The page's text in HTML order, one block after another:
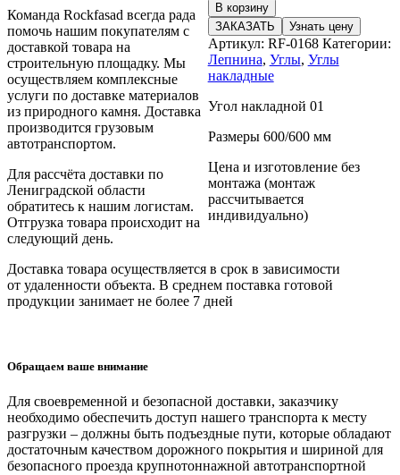
В корзину
ЗАКАЗАТЬ
Узнать цену
Артикул: RF-0168 Категории:
Лепнина, Углы, Углы
накладные
Угол накладной 01
Размеры 600/600 мм
Цена и изготовление без
монтажа (монтаж
рассчитывается
индивидуально)
Команда Rockfasad всегда рада
помочь нашим покупателям с
доставкой товара на
строительную площадку. Мы
осуществляем комплексные
услуги по доставке материалов
из природного камня. Доставка
производится грузовым
автотранспортом.
Для рассчёта доставки по
Лениградской области
обратитесь к нашим логистам.
Отгрузка товара происходит на
следующий день.
Доставка товара осуществляется в срок в зависимости
от удаленности объекта. В среднем поставка готовой
продукции занимает не более 7 дней
Обращаем ваше внимание
Для своевременной и безопасной доставки, заказчику
необходимо обеспечить доступ нашего транспорта к месту
разгрузки – должны быть подъездные пути, которые обладают
достаточным качеством дорожного покрытия и шириной для
безопасного проезда крупнотоннажной автотранспортной